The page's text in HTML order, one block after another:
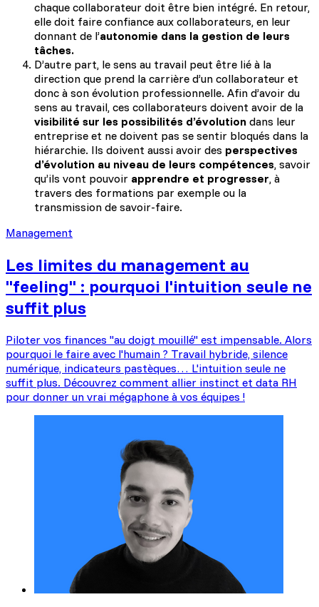
chaque collaborateur doit être bien intégré. En retour,
elle doit faire confiance aux collaborateurs, en leur
donnant de l’autonomie dans la gestion de leurs
tâches.
D’autre part, le sens au travail peut être lié à la
direction que prend la carrière d’un collaborateur et
donc à son évolution professionnelle. Afin d’avoir du
sens au travail, ces collaborateurs doivent avoir de la
visibilité sur les possibilités d’évolution dans leur
entreprise et ne doivent pas se sentir bloqués dans la
hiérarchie. Ils doivent aussi avoir des perspectives
d’évolution au niveau de leurs compétences, savoir
qu’ils vont pouvoir apprendre et progresser, à
travers des formations par exemple ou la
transmission de savoir-faire.
Management
Les limites du management au
"feeling" : pourquoi l'intuition seule ne
suffit plus
Piloter vos finances "au doigt mouillé" est impensable. Alors
pourquoi le faire avec l'humain ? Travail hybride, silence
numérique, indicateurs pastèques… L'intuition seule ne
suffit plus. Découvrez comment allier instinct et data RH
pour donner un vrai mégaphone à vos équipes !